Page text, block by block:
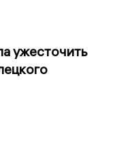
ужесточить